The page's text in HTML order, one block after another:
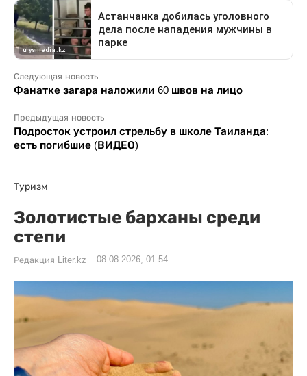
Следующая новость
Фанатке загара наложили 60 швов на лицо
Предыдущая новость
Подросток устроил стрельбу в школе Таиланда:
есть погибшие (ВИДЕО)
Туризм
Золотистые барханы среди
степи
Редакция Liter.kz 08.08.2026, 01:54